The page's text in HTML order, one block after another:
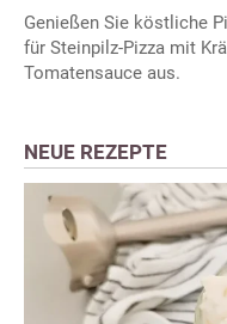
Genießen Sie köstliche
für Steinpilz-Pizza mit
Tomatensauce aus.
NEUE REZEPTE